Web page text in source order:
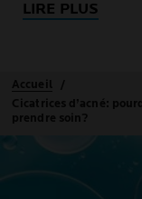
LIRE PLUS
Accueil
Cicatrices d’acné:
prendre soin?